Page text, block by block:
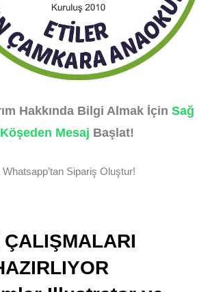
Hakkında Bilgi Almak İçin Sağ
Mesaj Başlat!
Sipariş Oluştur!
ÇALIŞMALARI